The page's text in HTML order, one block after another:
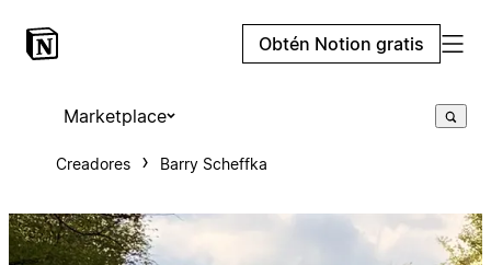
Obtén Notion gratis
Marketplace
Creadores Barry Scheffka